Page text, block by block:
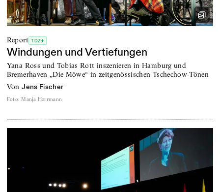
Report TDZ+
Windungen und Vertiefungen
Yana Ross und Tobias Rott inszenieren in Hamburg und
Bremerhaven „Die Möwe“ in zeitgenössischen Tschechow-Tönen
von Jens Fischer
Foto: Manja Herrmann